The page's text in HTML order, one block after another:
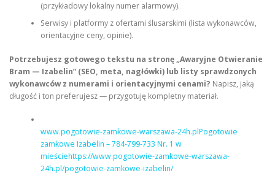
(przykładowy lokalny numer alarmowy).
Serwisy i platformy z ofertami ślusarskimi (lista wykonawców,
orientacyjne ceny, opinie).
Potrzebujesz gotowego tekstu na stronę „Awaryjne Otwieranie
Bram — Izabelin” (SEO, meta, nagłówki) lub listy sprawdzonych
wykonawców z numerami i orientacyjnymi cenami? Napisz, jaką
długość i ton preferujesz — przygotuję kompletny materiał.
www.pogotowie-zamkowe-warszawa-24h.plPogotowie
zamkowe Izabelin – 784-799-733 Nr. 1 w
mieściehttps://www.pogotowie-zamkowe-warszawa-
24h.pl/pogotowie-zamkowe-izabelin/